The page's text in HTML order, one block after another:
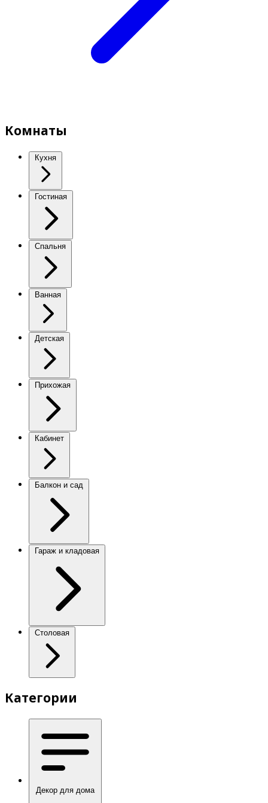
Комнаты
Кухня
Гостиная
Спальня
Ванная
Детская
Прихожая
Кабинет
Балкон и сад
Гараж и кладовая
Столовая
Категории
Декор для дома